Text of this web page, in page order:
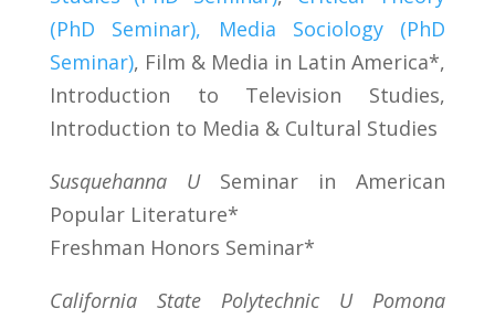
(PhD Seminar),
Media Sociology (PhD
Seminar), Film & Media in Latin America*,
Introduction to Television Studies,
Introduction to Media & Cultural Studies
Susquehanna USeminar in American
Popular Literature*
Freshman Honors Seminar*
California State Polytechnic U Pomona